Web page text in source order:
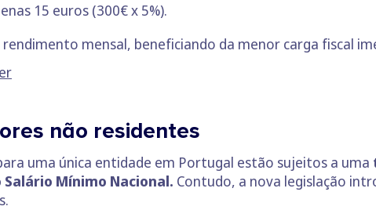
15 euros (300€ x 5%).
rendimento mensal, beneficiando da menor carga fiscal
não residentes
uma única entidade em Portugal estão sujeitos a uma
Mínimo Nacional. Contudo, a nova legislação